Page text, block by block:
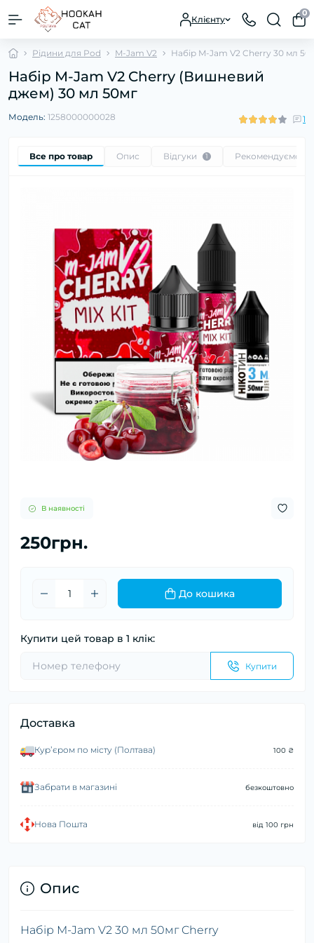
Клієнту
0
Рідини для Pod M-Jam V2 Набір M-Jam V2 Cherry 30 мл
Набір M-Jam V2 Cherry (Вишневий
джем) 30 мл 50мг
Модель: 1258000000028 1
Все про товар Опис Відгуки 1 Рекомендуємо
В наявності
250грн.
До кошика
Купити цей товар в 1 клік:
Купити
Доставка
Курʼєром по місту (Полтава) 100 ₴
Забрати в магазині безкоштовно
Нова Пошта від 100 грн
Опис
Набір M-Jam V2 30 мл 50мг Cherry